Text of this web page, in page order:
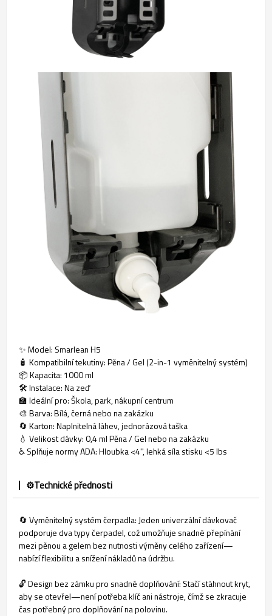
✨ Model: Smarlean H5
🧴 Kompatibilní tekutiny: Pěna / Gel (2-in-1 vyměnitelný systém)
📦 Kapacita: 1000 ml
🛠️ Instalace: Na zeď
🏫 Ideální pro: Škola, park, nákupní centrum
🎨 Barva: Bílá, černá nebo na zakázku
🔄 Karton: Naplnitelná láhev, jednorázová taška
💧 Velikost dávky: 0,4 ml Pěna / Gel nebo na zakázku
♿ Splňuje normy ADA: Hloubka <4'', lehká síla stisku <5 lbs
⚙️Technické přednosti
🔄 Vyměnitelný systém čerpadla: Jeden univerzální dávkovač
podporuje dva typy čerpadel, což umožňuje snadné přepínání
mezi pěnou a gelem bez nutnosti výměny celého zařízení—
nabízí flexibilitu a snížení nákladů na údržbu.
🔓 Design bez zámku pro snadné doplňování: Stačí stáhnout kryt,
aby se otevřel—není potřeba klíč ani nástroje, čímž se zkracuje
čas potřebný pro doplňování na polovinu.